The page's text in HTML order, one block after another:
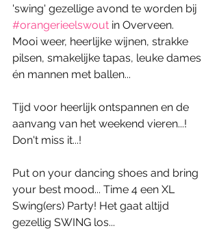
'swing' gezellige avond te worden bij
#orangerieelswout in Overveen.
Mooi weer, heerlijke wijnen, strakke
pilsen, smakelijke tapas, leuke dames
én mannen met ballen...
Tijd voor heerlijk ontspannen en de
aanvang van het weekend vieren...!
Don't miss it...!
Put on your dancing shoes and bring
your best mood... Time 4 een XL
Swing(ers) Party! Het gaat altijd
gezellig SWING los...